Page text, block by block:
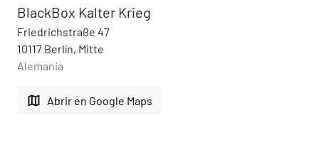
BlackBox Kalter Krieg
Friedrichstraße 47
10117 Berlín, Mitte
Alemania
map Abrir en Google Maps